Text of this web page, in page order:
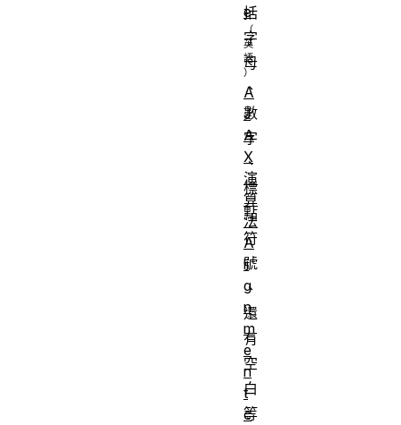
括
字
母
、
數
字
、
標
點
符
號
、
還
有
空
白
等
e
A
J
A
X
演
算
法
A
li
g
n
m
e
n
t
c